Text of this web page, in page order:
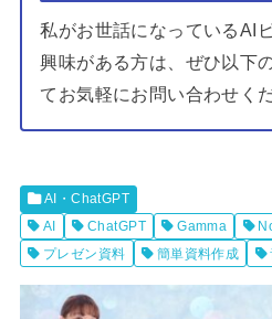
私がお世話になっているAI
興味がある方は、ぜひ以下
てお気軽にお問い合わせく
AI・ChatGPT
AI
ChatGPT Gamma
プレゼン資料
簡単資料作成